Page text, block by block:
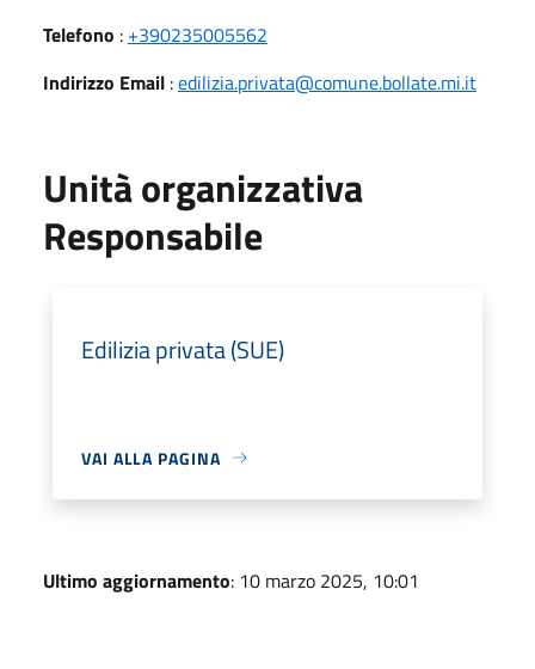
Telefono : +390235005562
Indirizzo Email :edilizia.privata@comune.bollate.mi.it
Unità organizzativa
Responsabile
Edilizia privata (SUE)
VAI ALLA PAGINA
Ultimo aggiornamento: 10 marzo 2025, 10:01